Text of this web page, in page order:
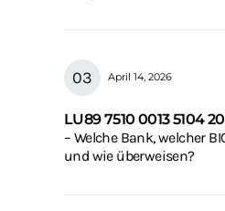
April 14, 2026
LU89 7510 0013 5104
– Welche Bank, welcher
und wie überweisen?